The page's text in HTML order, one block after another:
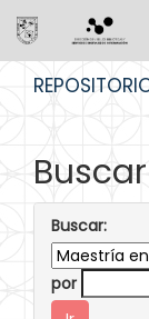
Buscar
Buscar:
por